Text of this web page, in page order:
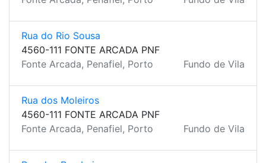
Rua do Rio Sousa
4560-111 FONTE ARCADA PNF
Fonte Arcada, Penafiel, Porto
Fundo de Vila
Rua dos Moleiros
4560-111 FONTE ARCADA PNF
Fonte Arcada, Penafiel, Porto
Fundo de Vila